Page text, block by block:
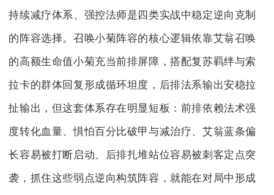
持续减疗体系、强控法师是四类实战中稳定逆向克制
的阵容选择。召唤小菊阵容的核心逻辑依靠艾翁召唤
的高额生命值小菊充当前排屏障，搭配复苏羁绊与索
拉卡的群体回复形成循环坦度，后排法系输出安稳拉
扯输出，但这套体系存在明显短板：前排依赖法术强
度转化血量、惧怕百分比破甲与减治疗、艾翁蓝条偏
长容易被打断启动、后排扎堆站位容易被刺客定点突
袭，抓住这些弱点逆向构筑阵容，就能在对局中形成